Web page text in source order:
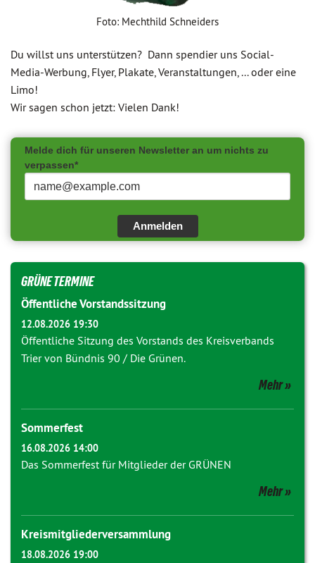
Foto: Mechthild Schneiders
Du willst uns unterstützen? Dann spendier uns Social-
Media-Werbung, Flyer, Plakate, Veranstaltungen, ... oder eine
Limo!
Wir sagen schon jetzt: Vielen Dank!
Melde dich für unseren Newsletter an um nichts zu
verpassen*
Anmelden
GRÜNE TERMINE
Öffentliche Vorstandssitzung
12.08.2026 19:30
Öffentliche Sitzung des Vorstands des Kreisverbands
Trier von Bündnis 90 / Die Grünen.
Mehr
Sommerfest
16.08.2026 14:00
Das Sommerfest für Mitglieder der GRÜNEN
Mehr
Kreismitgliederversammlung
18.08.2026 19:00